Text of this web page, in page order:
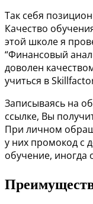
Так себя
Качество
этой школе я
“Финансовый
доволен
учиться в
Записываясь на
ссылке, Вы
При личном
у них промокод с
обучение, иногда